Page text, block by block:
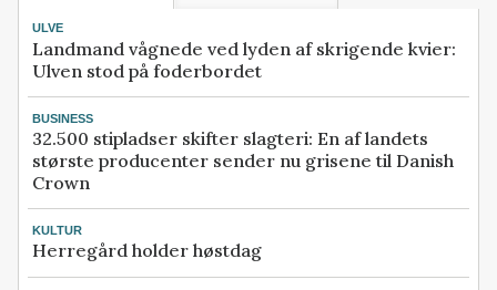
ULVE
Landmand vågnede ved lyden af skrigende kvier:
Ulven stod på foderbordet
BUSINESS
32.500 stipladser skifter slagteri: En af landets
største producenter sender nu grisene til Danish
Crown
KULTUR
Herregård holder høstdag